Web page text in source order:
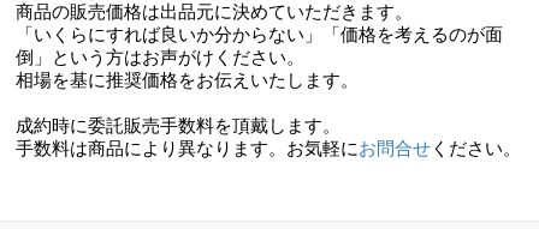
商品の販売価格は出品元に決めていただきます。
「いくらにすれば良いか分からない」「価格を考えるのが面
倒」という方はお声がけください。
相場を基に推奨価格をお伝えいたします。
成約時に委託販売手数料を頂戴します。
手数料は商品により異なります。お気軽にお問合せ ください。